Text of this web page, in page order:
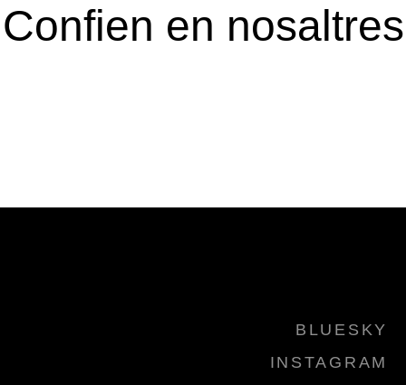
Confien en nosaltres
BLUESKY
INSTAGRAM